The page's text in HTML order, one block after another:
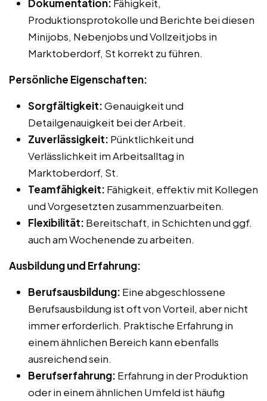
Dokumentation: Fähigkeit,
Produktionsprotokolle und Berichte bei diesen
Minijobs, Nebenjobs und Vollzeitjobs in
Marktoberdorf, St korrekt zu führen.
Persönliche Eigenschaften:
Sorgfältigkeit:Genauigkeit und
Detailgenauigkeit bei der Arbeit.
Zuverlässigkeit: Pünktlichkeit und
Verlässlichkeit im Arbeitsalltag in
Marktoberdorf, St.
Teamfähigkeit: Fähigkeit, effektiv mit Kollegen
und Vorgesetzten zusammenzuarbeiten.
Flexibilität: Bereitschaft, in Schichten und ggf.
auch am Wochenende zu arbeiten.
Ausbildung und Erfahrung:
Berufsausbildung: Eine abgeschlossene
Berufsausbildung ist oft von Vorteil, aber nicht
immer erforderlich. Praktische Erfahrung in
einem ähnlichen Bereich kann ebenfalls
ausreichend sein.
Berufserfahrung: Erfahrung in der Produktion
oder in einem ähnlichen Umfeld ist häufig